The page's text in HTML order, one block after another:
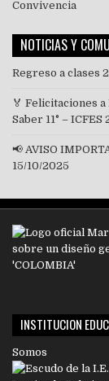
NOTICIAS Y
Regreso a clases
🏅 Felicitaciones
Saber 11° – ICFES
📢 AVISO
15/10/2025
INSTITUCION
Somos